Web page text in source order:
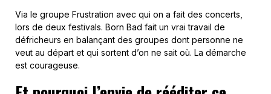
Via le groupe Frustration avec qui on a fait des concerts,
lors de deux festivals. Born Bad fait un vrai travail de
défricheurs en balançant des groupes dont personne ne
veut au départ et qui sortent d’on ne sait où. La démarche
est courageuse.